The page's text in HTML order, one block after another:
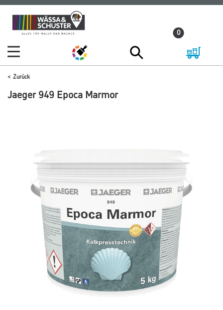
Zum
Inhalt
Zum
Navigationsmenü
0
Zurück
Jaeger 949 Epoca Marmor